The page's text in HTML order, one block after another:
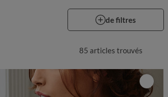
de filtres
85 articles trouvés